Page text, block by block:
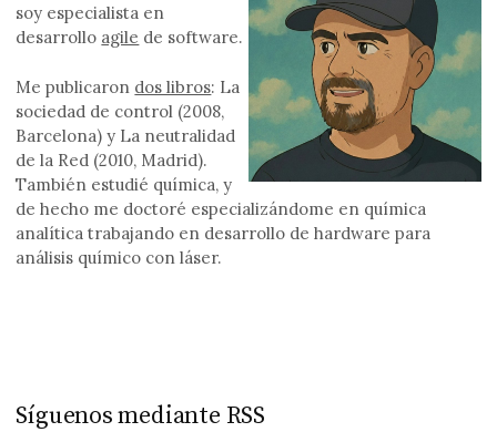
soy especialista en
desarrollo agile de software.
Me publicaron dos libros: La
sociedad de control (2008,
Barcelona) y La neutralidad
de la Red (2010, Madrid).
También estudié química, y
de hecho me doctoré especializándome en química
analítica trabajando en desarrollo de hardware para
análisis químico con láser.
Síguenos mediante RSS